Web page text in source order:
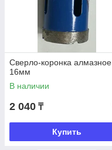
Сверло-коронка алмазное
16мм
В наличии
2 040 ₸
Купить